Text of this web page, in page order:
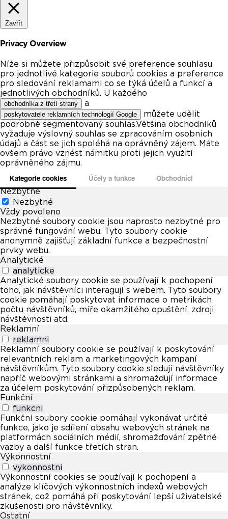
Zavřít
Privacy Overview
Níže si můžete přizpůsobit své preference souhlasu
pro jednotlivé kategorie souborů cookies a preference
pro sledování reklamami co se týká účelů a funkcí a
jednotlivých obchodníků. U každého
obchodníka z třetí strany a
poskytovatele reklamních technologií Google
můžete udělit
podrobně segmentovaný souhlas.Většina obchodníků
vyžaduje výslovný souhlas se zpracováním osobních
údajů a část se jich spoléhá na oprávněný zájem. Máte
ovšem právo vznést námitku proti jejich využití
oprávněného zájmu.
Kategorie cookies Účely a funkce Obchodníci
Nezbytné
Nezbytné
Vždy povoleno
Nezbytné soubory cookie jsou naprosto nezbytné pro
správné fungování webu. Tyto soubory cookie
anonymně zajišťují základní funkce a bezpečnostní
prvky webu.
Analytické
analyticke
Analytické soubory cookie se používají k pochopení
toho, jak návštěvníci interagují s webem. Tyto soubory
cookie pomáhají poskytovat informace o metrikách
počtu návštěvníků, míře okamžitého opuštění, zdroji
návštěvnosti atd.
Reklamní
reklamni
Reklamní soubory cookie se používají k poskytování
relevantních reklam a marketingových kampaní
návštěvníkům. Tyto soubory cookie sledují návštěvníky
napříč webovými stránkami a shromažďují informace
za účelem poskytování přizpůsobených reklam.
Funkční
funkcni
Funkční soubory cookie pomáhají vykonávat určité
funkce, jako je sdílení obsahu webových stránek na
platformách sociálních médií, shromažďování zpětné
vazby a další funkce třetích stran.
Výkonnostní
vykonnostni
Výkonnostní cookies se používají k pochopení a
analýze klíčových výkonnostních indexů webových
stránek, což pomáhá při poskytování lepší uživatelské
zkušenosti pro návštěvníky.
Ostatní